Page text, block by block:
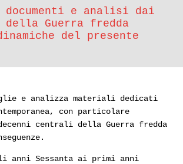
e analisi dai
della Guerra fredda
del presente
e analizza materiali dedicati
con particolare
centrali della Guerra fredda
anni Sessanta ai primi anni